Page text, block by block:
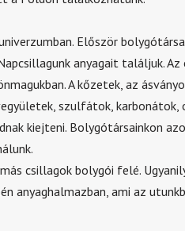
Először
anyagait találjuk. Az
A kőzetek, az
szulfátok, karbonátok,
kiejteni. Bolygótársainkon
csillagok bolygói felé.
anyaghalmazban, ami az